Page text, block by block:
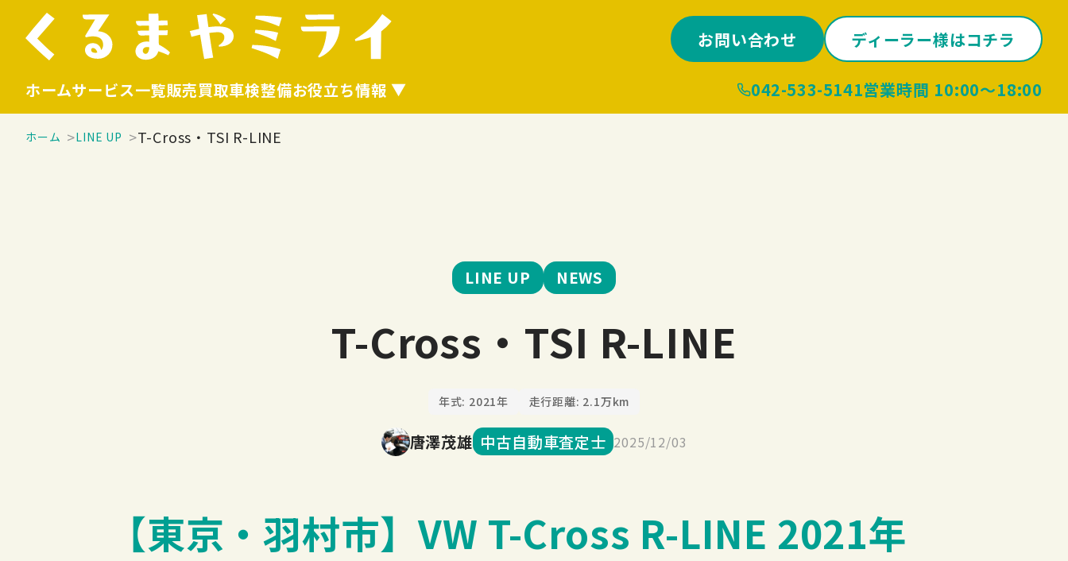
お問い合わせ ディーラー様はコチラ
ホームサービス一覧販売買取車検整備お役立ち情報 042-533-5141営業時間 10:00〜18:00
ホーム LINE UP T-Cross・TSI R-LINE
LINE UP NEWS
T-Cross・TSI R-LINE
年式: 2021年 走行距離: 2.1万km
唐澤茂雄 中古自動車査定士 2025/12/03
【東京・羽村市】VW T-Cross R-LINE 2021年